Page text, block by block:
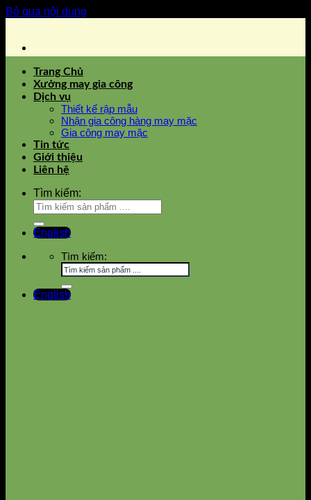
Bỏ qua nội dung
Trang Chủ
Xưởng may gia công
Dịch vụ
Thiết kế rập mẫu
Nhận gia công hàng may mặc
Gia công may mặc
Tin tức
Giới thiệu
Liên hệ
Tìm kiếm:
English
Tìm kiếm:
English